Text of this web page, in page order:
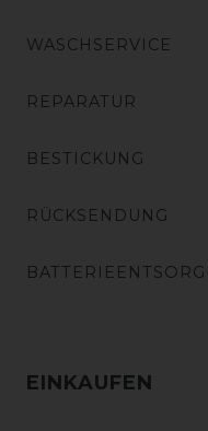
WASCHSERVICE
REPARATUR
BESTICKUNG
RÜCKSENDUNG
EINKAUFEN